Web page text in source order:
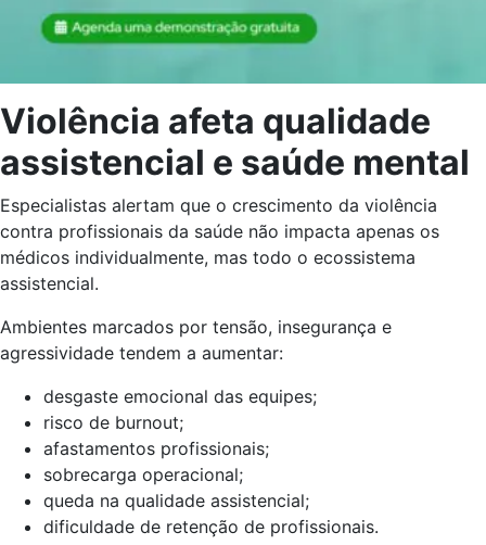
Violência afeta qualidade
assistencial e saúde mental
Especialistas alertam que o crescimento da violência
contra profissionais da saúde não impacta apenas os
médicos individualmente, mas todo o ecossistema
assistencial.
Ambientes marcados por tensão, insegurança e
agressividade tendem a aumentar:
desgaste emocional das equipes;
risco de burnout;
afastamentos profissionais;
sobrecarga operacional;
queda na qualidade assistencial;
dificuldade de retenção de profissionais.